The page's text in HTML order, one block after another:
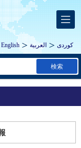
English العربية كوردى
検索